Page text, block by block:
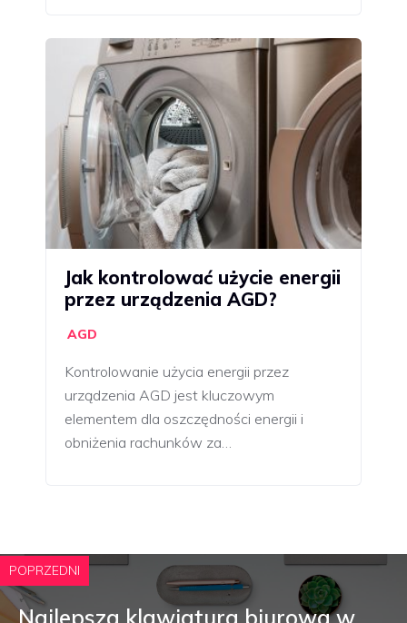
Jak kontrolować użycie energii
przez urządzenia AGD?
AGD
Kontrolowanie użycia energii przez
urządzenia AGD jest kluczowym
elementem dla oszczędności energii i
obniżenia rachunków za…
POPRZEDNI
Najlepsza klawiatura biurowa w